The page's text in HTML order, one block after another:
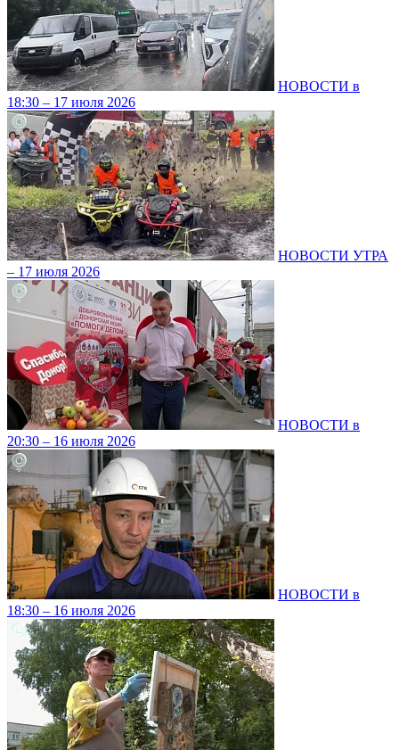
НОВОСТИ в
18:30 – 17 июля 2026
НОВОСТИ УТРА
– 17 июля 2026
НОВОСТИ в
20:30 – 16 июля 2026
НОВОСТИ в
18:30 – 16 июля 2026